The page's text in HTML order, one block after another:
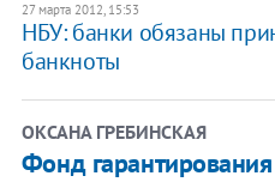
27 марта 2012, 15:53
НБУ: банки обязаны
банкноты
ОКСАНА ГРЕБИНСКАЯ
Фонд гарантирования